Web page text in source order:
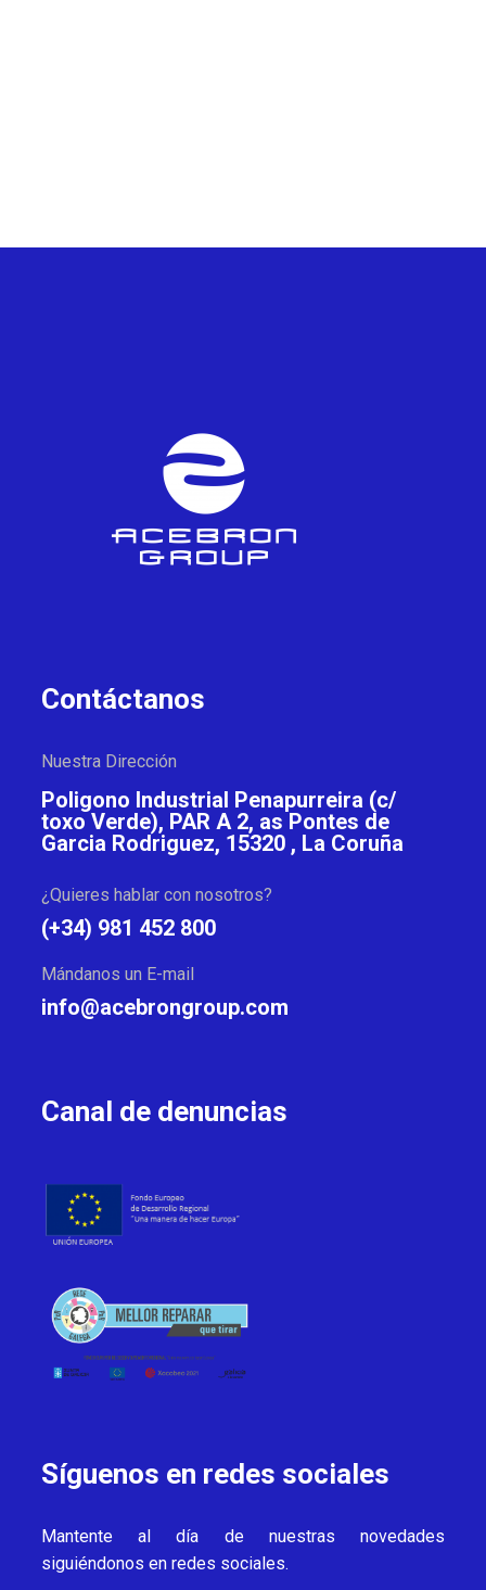
Contáctanos
Nuestra Dirección
Poligono Industrial Penapurreira (c/
toxo Verde), PAR A 2, as Pontes de
Garcia Rodriguez, 15320 , La Coruña
¿Quieres hablar con nosotros?
(+34) 981 452 800
Mándanos un E-mail
info@acebrongroup.com
Canal de denuncias
Síguenos en redes sociales
Mantente al día de nuestras novedades
siguiéndonos en redes sociales.